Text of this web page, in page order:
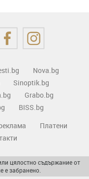
Nova.bg
Sinoptik.bg
Grabo.bg
BISS.bg
Платени
цялостно съдържание от
е забранено.